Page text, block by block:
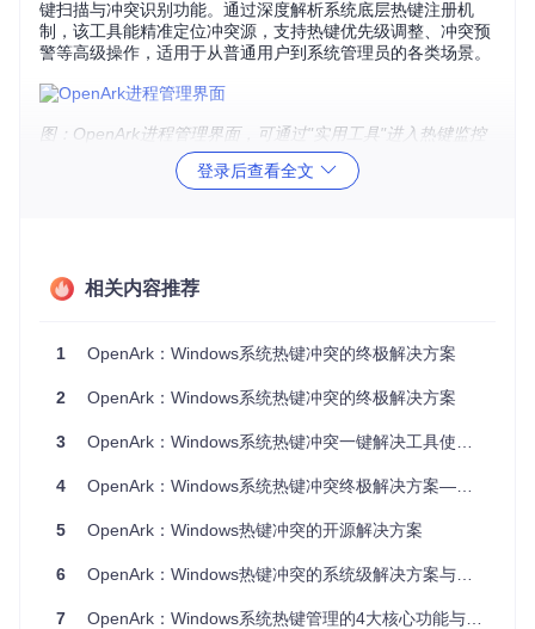
键扫描与冲突识别功能。通过深度解析系统底层热键注册机
制，该工具能精准定位冲突源，支持热键优先级调整、冲突预
警等高级操作，适用于从普通用户到系统管理员的各类场景。
图：OpenArk进程管理界面，可通过"实用工具"进入热键监控
OpenArk通过枚举系统
间，
重复的热键组合会以高亮显示，帮助快速锁定冲突源。
热键优先级管理
针对冲突热键，工具提供两种解决方案：一是临时禁用低优先
级程序的热键注册；二是通过修改HKCU\Software\Microso
ft\Windows\CurrentVersion\Explorer\Advanced
表项，调整热键响应优先级。核心实现代码位于src/OpenAr
k/common/win-wrapper/reg-wrapper.cpp 模块。
冲突检测，通过托盘通知提醒用户潜在冲突风险，并提供"保
登录后查看全文
相关内容推荐
1 OpenArk：Windows系统热键冲突的终极解决方案
2 OpenArk：Windows系统热键冲突的终极解决方案
3 OpenArk：Windows系统热键冲突一键解决工具使用指南
4 OpenArk：Windows系统热键冲突终极解决方案——从根源排查到效率革命
5 OpenArk：Windows热键冲突的开源解决方案
6 OpenArk：Windows热键冲突的系统级解决方案与场景化重构指南
7 OpenArk：Windows系统热键管理的4大核心功能与效率提升指南